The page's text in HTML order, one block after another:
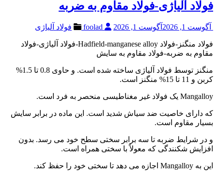
فولاد آلیاژی-فولاد مقاوم به ضربه
آگوست 1, 2026 آگوست 1, 2026 فولاد آلیاژی
فولاد منگنز-فولاد Hadfield-manganese alloy-فولاد آلیاژی-فولاد
مقاوم به ضربه-فولاد مقاوم به سایش
منگنز توسط فولاد آلیاژی ساخته شده است. و حاوی 0.8 تا 1.5%
کربن و 11 تا 15% منگنز است.
Mangalloy یک فولاد غیر مغناطیسی منحصر به فرد است.
که دارای خاصیت ضد سیاش شدید است. این ماده در برابر سایش
بسیار مقاوم است.
و در شرایط ضربه تا سه برابر سختی سطح خود می رسد. بدون
افزایش شکنندگی که معولاً با سختی همراه است.
این به Mangalloy اجازه می دهد تا سختی خود را حفظ کند.